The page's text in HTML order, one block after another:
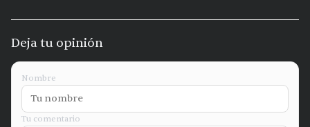
Deja tu opinión
Nombre
Tu comentario